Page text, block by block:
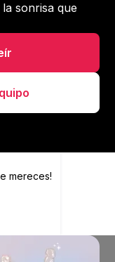
sonrisa que
mereces!
que mereces